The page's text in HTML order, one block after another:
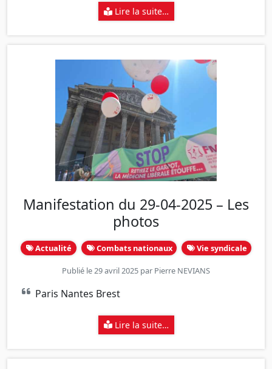
Lire la suite…
Manifestation du 29-04-2025 – Les
photos
Actualité Combats nationaux Vie syndicale
Publié le 29 avril 2025 par Pierre NEVIANS
Paris Nantes Brest
Lire la suite…